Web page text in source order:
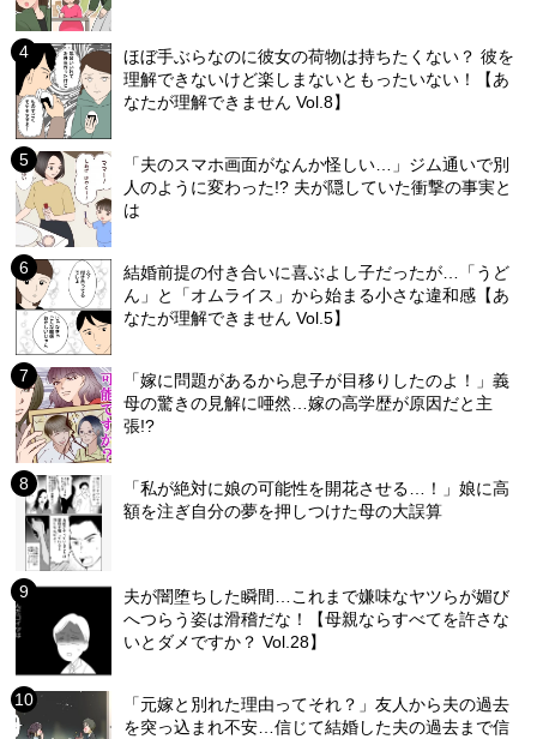
ほぼ手ぶらなのに彼女の荷物は持ちたくない？ 彼を
理解できないけど楽しまないともったいない！【あ
なたが理解できません Vol.8】
「夫のスマホ画面がなんか怪しい…」ジム通いで別
人のように変わった!? 夫が隠していた衝撃の事実と
は
結婚前提の付き合いに喜ぶよし子だったが…「うど
ん」と「オムライス」から始まる小さな違和感【あ
なたが理解できません Vol.5】
「嫁に問題があるから息子が目移りしたのよ！」義
母の驚きの見解に唖然…嫁の高学歴が原因だと主
張!?
「私が絶対に娘の可能性を開花させる…！」娘に高
額を注ぎ自分の夢を押しつけた母の大誤算
夫が闇堕ちした瞬間…これまで嫌味なヤツらが媚び
へつらう姿は滑稽だな！【母親ならすべてを許さな
いとダメですか？ Vol.28】
「元嫁と別れた理由ってそれ？」友人から夫の過去
を突っ込まれ不安…信じて結婚した夫の過去まで信